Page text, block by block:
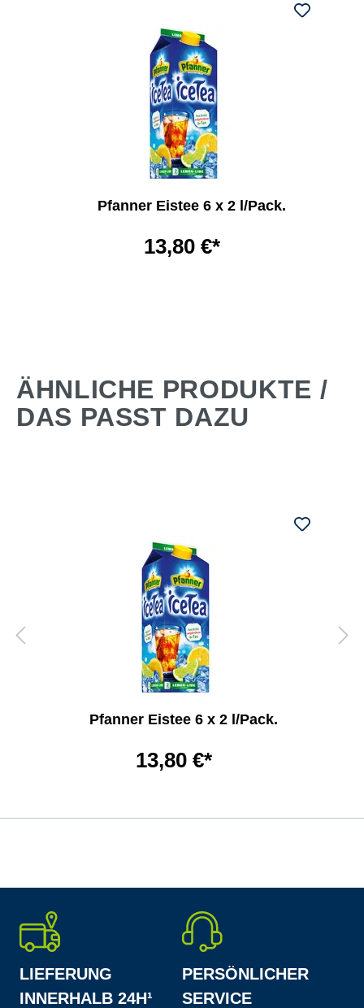
Pfanner Eistee 6 x 2 l/Pack.
13,80 €*
ÄHNLICHE PRODUKTE /
DAS PASST DAZU
Pfanner Eistee 6 x 2 l/Pack.
13,80 €*
LIEFERUNG
INNERHALB 24H¹
PERSÖNLICHER
SERVICE